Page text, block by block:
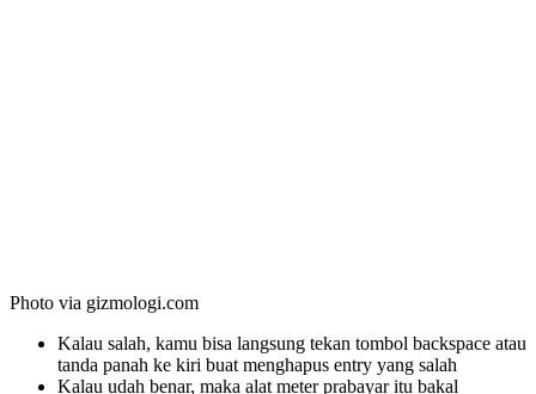
Photo via gizmologi.com
Kalau salah, kamu bisa langsung tekan tombol backspace atau
tanda panah ke kiri buat menghapus entry yang salah
Kalau udah benar, maka alat meter prabayar itu bakal